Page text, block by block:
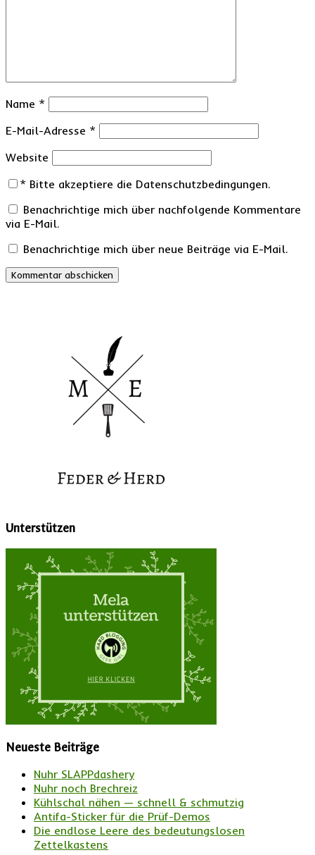
Name *
E-Mail-Adresse *
Website
* Bitte akzeptiere die Datenschutzbedingungen.
Benachrichtige mich über nachfolgende Kommentare
via E-Mail.
Benachrichtige mich über neue Beiträge via E-Mail.
Unterstützen
Neueste Beiträge
Nuhr SLAPPdashery
Nuhr noch Brechreiz
Kühlschal nähen — schnell & schmutzig
Antifa-Sticker für die Prüf-Demos
Die endlose Leere des bedeutungslosen
Zettelkastens